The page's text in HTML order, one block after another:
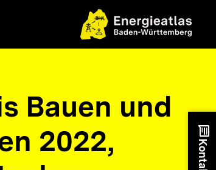
Bauen und
2022,
chat
Kontakt